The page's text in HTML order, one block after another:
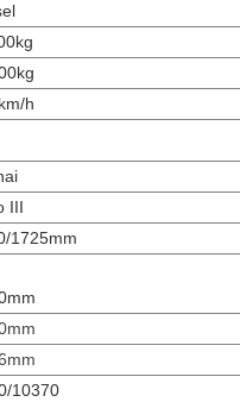
h
III
1725mm
10370